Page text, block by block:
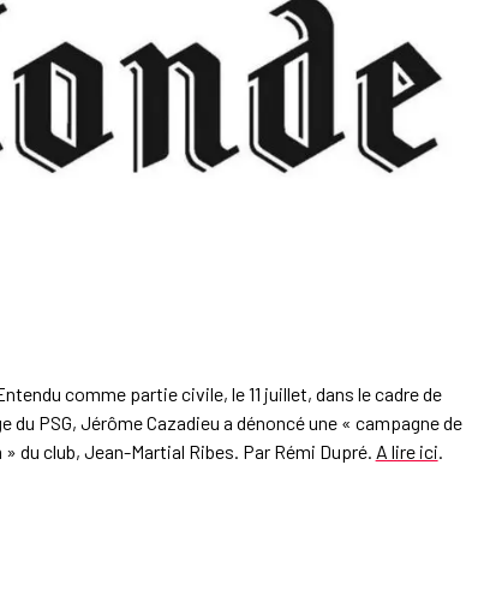
comme partie civile, le 11 juillet, dans le cadre de
du PSG, Jérôme Cazadieu a dénoncé une « campagne de
du club, Jean-Martial Ribes. Par Rémi Dupré. A lire ici